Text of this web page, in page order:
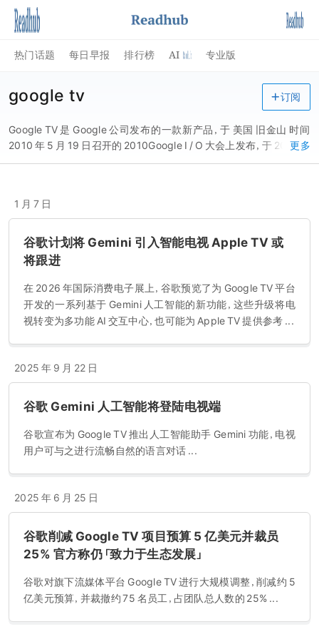
热门话题 每日早报 排行榜 AI 专业版
google tv
Google TV 是 Google 公司发布的一款新产品，于 美国 旧金山 时间
2010 年 5 月 19 日召开的 2010Google I / O 大会上发布，于 2010 年
秋上市。Google TV 将网络和电视结合在一起，成为一套新的娱乐系
更多
订阅
1 月 7 日
谷歌计划将 Gemini 引入智能电视 Apple TV 或
将跟进
在 2026 年国际消费电子展上，谷歌预览了为 Google TV 平台
开发的一系列基于 Gemini 人工智能的新功能，这些升级将电
视转变为多功能 AI 交互中心，也可能为 Apple TV 提供参考 ...
2025 年 9 月 22 日
谷歌 Gemini 人工智能将登陆电视端
谷歌宣布为 Google TV 推出人工智能助手 Gemini 功能，电视
用户可与之进行流畅自然的语言对话 ...
2025 年 6 月 25 日
谷歌削减 Google TV 项目预算 5 亿美元并裁员
25% 官方称仍「致力于生态发展」
谷歌对旗下流媒体平台 Google TV 进行大规模调整，削减约 5
亿美元预算，并裁撤约 75 名员工，占团队总人数的 25% ...